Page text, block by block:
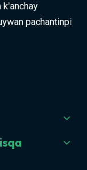
k'anchay
pachantinpi